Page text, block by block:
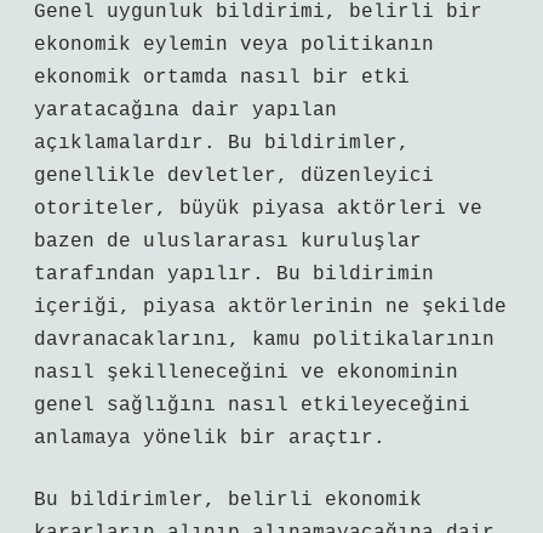
Genel uygunluk bildirimi, belirli bir
ekonomik eylemin veya politikanın
ekonomik ortamda nasıl bir etki
yaratacağına dair yapılan
açıklamalardır. Bu bildirimler,
genellikle devletler, düzenleyici
otoriteler, büyük piyasa aktörleri ve
bazen de uluslararası kuruluşlar
tarafından yapılır. Bu bildirimin
içeriği, piyasa aktörlerinin ne şekilde
davranacaklarını, kamu politikalarının
nasıl şekilleneceğini ve ekonominin
genel sağlığını nasıl etkileyeceğini
anlamaya yönelik bir araçtır.
Bu bildirimler, belirli ekonomik